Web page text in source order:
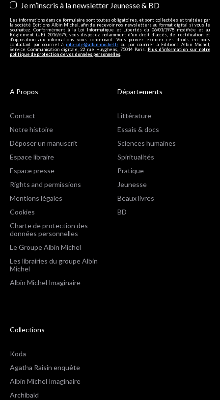
Je m’inscris à la newsletter Jeunesse & BD
Les informations dans ce formulaire sont toutes obligatoires, et sont collectées et traitées par
la société Editions Albin Michel, afin de recevoir nos newsletters au format digital si vous le
souhaitez. Conformément à la Loi Informatique et Libertés du 06/01/1978 modifiée et au
Règlement (UE) 2016/679, vous disposez notamment d'un droit d'accès, de rectification et
d’opposition aux informations vous concernant. Vous pouvez exercer ces droits en nous
contactant par courriel à info-site@albin-michel.fr ou par courrier à Editions Albin Michel,
Service Communication digitale, 22 rue Huyghens, 75014 Paris. Plus d’information sur notre
politique de protection de vos données personnelles
A Propos
Contact
Notre histoire
Déposer un manuscrit
Espace libraire
Espace presse
Rights and permissions
Mentions légales
Cookies
Charte de protection des
données personnelles
Le Groupe Albin Michel
Les librairies du groupe Albin
Michel
Albin Michel Imaginaire
Départements
Littérature
Essais & docs
Sciences humaines
Spiritualités
Pratique
Jeunesse
Beaux livres
BD
Collections
Koda
Agatha Raisin enquête
Albin Michel Imaginaire
Archibald